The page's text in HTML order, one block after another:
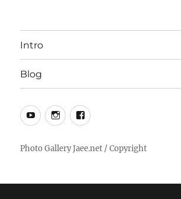
Intro
Blog
YouTubeInstagramFacebook